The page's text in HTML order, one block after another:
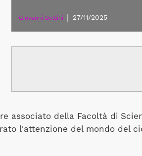
Giovanni Bettini 27/11/2025
associato della Facoltà di
l'attenzione del mondo